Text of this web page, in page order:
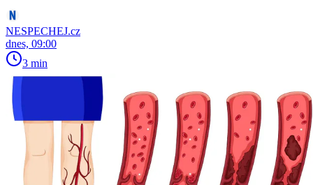
NESPECHEJ.cz
dnes, 09:00
3 min